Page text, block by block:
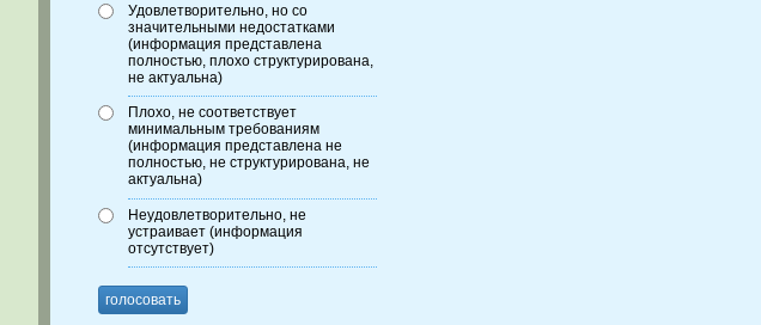
Удовлетворительно, но со
значительными недостатками
(информация представлена
полностью, плохо структурирована,
не актуальна)
Плохо, не соответствует
минимальным требованиям
(информация представлена не
полностью, не структурирована, не
актуальна)
Неудовлетворительно, не
устраивает (информация
отсутствует)
голосовать